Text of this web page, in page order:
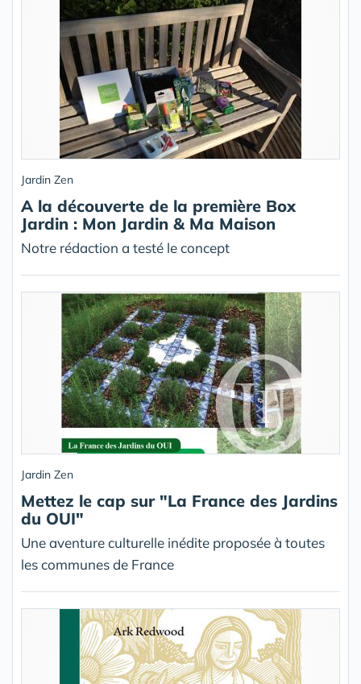
Jardin Zen
A la découverte de la première Box
Jardin : Mon Jardin & Ma Maison
Notre rédaction a testé le concept
Jardin Zen
Mettez le cap sur "La France des Jardins
du OUI"
Une aventure culturelle inédite proposée à toutes
les communes de France